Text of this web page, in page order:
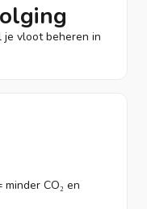
vloot beheren in
CO₂ en